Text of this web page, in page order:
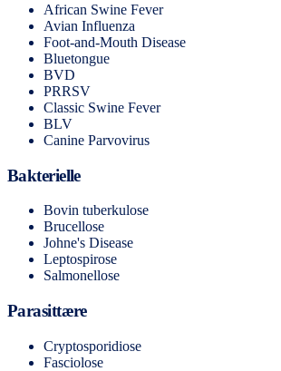
African Swine Fever
Avian Influenza
Foot-and-Mouth Disease
Bluetongue
BVD
PRRSV
Classic Swine Fever
BLV
Canine Parvovirus
Bakterielle
Bovin tuberkulose
Brucellose
Johne's Disease
Leptospirose
Salmonellose
Parasittære
Cryptosporidiose
Fasciolose